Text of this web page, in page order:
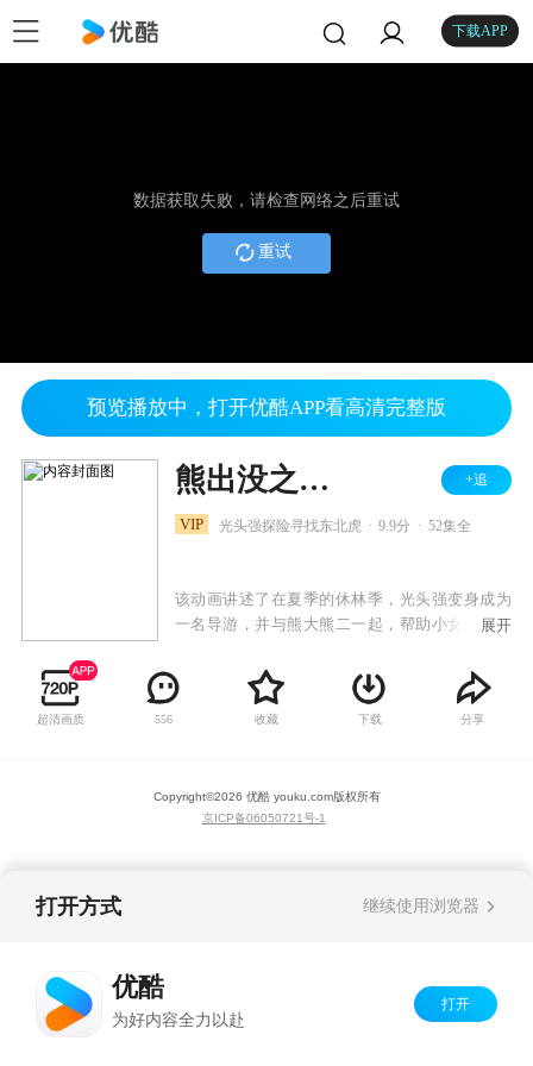
下载APP
数据获取失败，请检查网络之后重试
重试
预览播放中，打开优酷APP看高清完整版
熊出没之探险日记 +追
VIP 光头强探险寻找东北虎 9.9分 52集全
该动画讲述了在夏季的休林季，光头强变身成为
一名导游，并与熊大熊二一起，帮助小女孩赵琳
虎的探险路上，他们走过美丽神秘的森林、奇妙
的地下世界、缤纷的雪山世界……他们不仅面临
自然生存的考验，还要与盗猎者反派斗智斗勇、
展开
超清画质 556 收藏 下载 分享
Copyright©2026 优酷 youku.com版权所有
京ICP备06050721号-1
打开方式 继续使用浏览器
优酷
为好内容全力以赴
打开